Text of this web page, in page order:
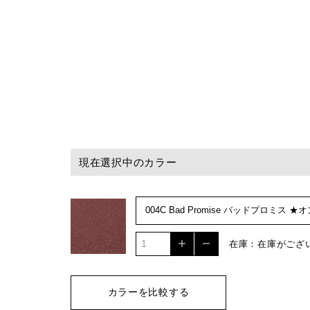
現在選択中のカラー
在庫：在庫がござ
カラーを比較する